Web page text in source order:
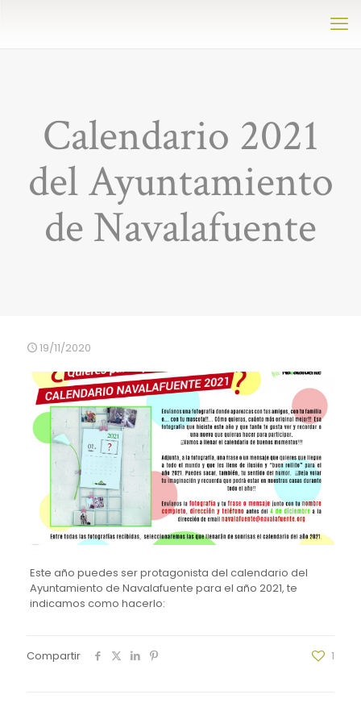
Calendario 2021
del Ayuntamiento
de Navalafuente
19/11/2020
Este año puedes ser protagonista del calendario del
Ayuntamiento de Navalafuente para el año 2021, te
indicamos como hacerlo:
Compartir 1